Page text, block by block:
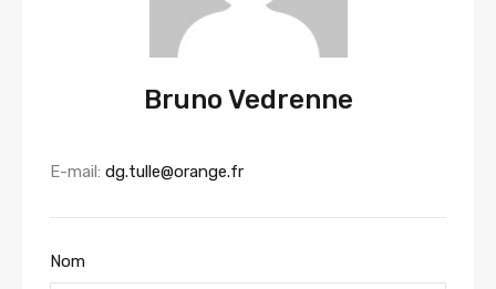
Bruno Vedrenne
E-mail: dg.tulle@orange.fr
Nom